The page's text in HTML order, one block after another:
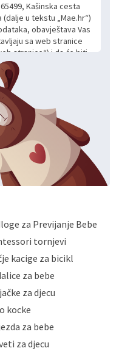
Kašinska cesta
u tekstu „Mae.hr“)
obavještava Vas
sa web stranice
stranice“) i da će biti
smatra se da
za prikupljanje i daljnju
koje ustupate Mae.hr
odgovora i daljnje
kroz kontakt obrazac.
podataka te ovu
niste dužni unositi
od prijavnih
web stranicama.
podacima
o zaštiti podataka
pročitati ovdje i
tehničkih i
podataka od
otkrivanja,
privatnost svojih
čuva povjerljivost
pristup i
samo onim svojim
radi provedbe
Napominjemo
ili djelomice,
za Previjanje Bebe
tornjevi
kacige za bicikl
za bebe
za djecu
kocke
za bebe
za djecu